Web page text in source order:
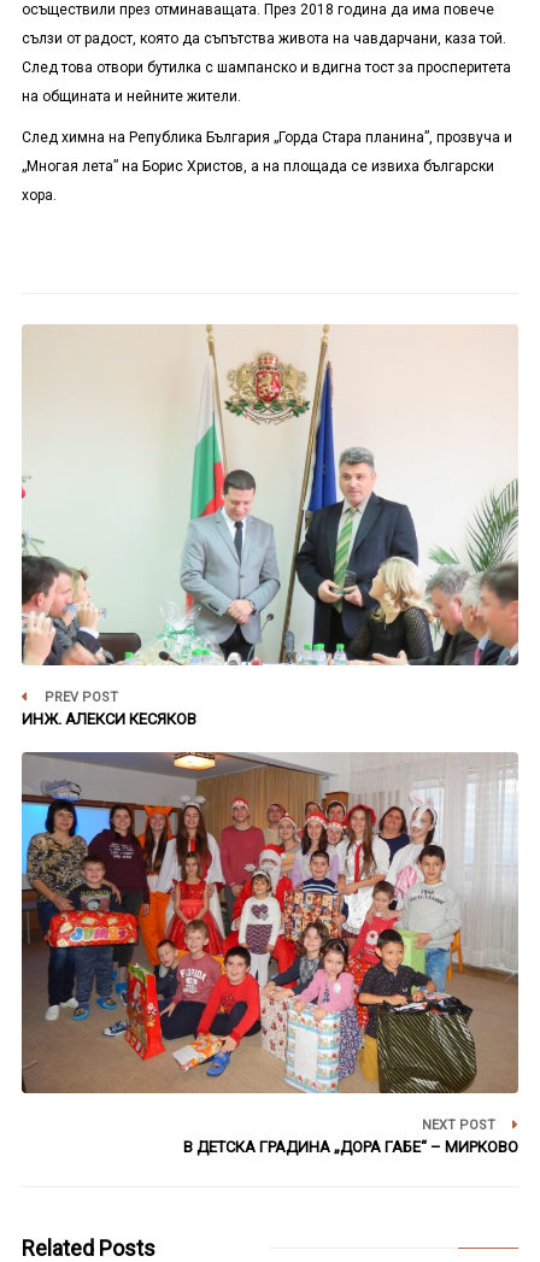
осъществили през отминаващата. През 2018 година да има повече
сълзи от радост, която да съпътства живота на чавдарчани, каза той.
След това отвори бутилка с шампанско и вдигна тост за просперитета
на общината и нейните жители.
След химна на Република България „Горда Стара планина”, прозвуча и
„Многая лета” на Борис Христов, а на площада се извиха български
хора.
PREV POST
ИНЖ. АЛЕКСИ КЕСЯКОВ
NEXT POST
В ДЕТСКА ГРАДИНА „ДОРА ГАБЕ“ – МИРКОВО
Related Posts